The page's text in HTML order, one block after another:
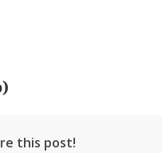
this post!